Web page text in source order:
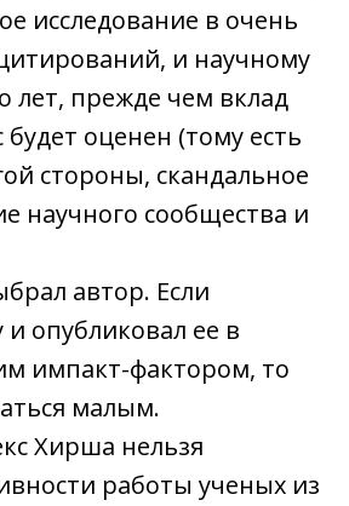
исследование в очень
и научному
лет, прежде чем вклад
оценен (тому есть
стороны, скандальное
научного сообщества и
автор. Если
опубликовал ее в
импакт-фактором, то
малым.
Хирша нельзя
работы ученых из